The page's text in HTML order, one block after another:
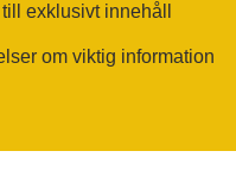
exklusivt innehåll
om viktig information